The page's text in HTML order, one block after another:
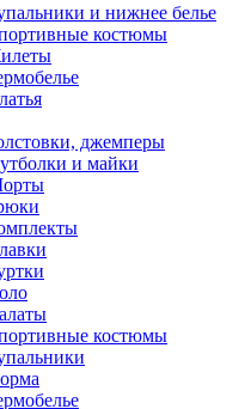
и нижнее белье
костюмы
джемперы
и майки
костюмы